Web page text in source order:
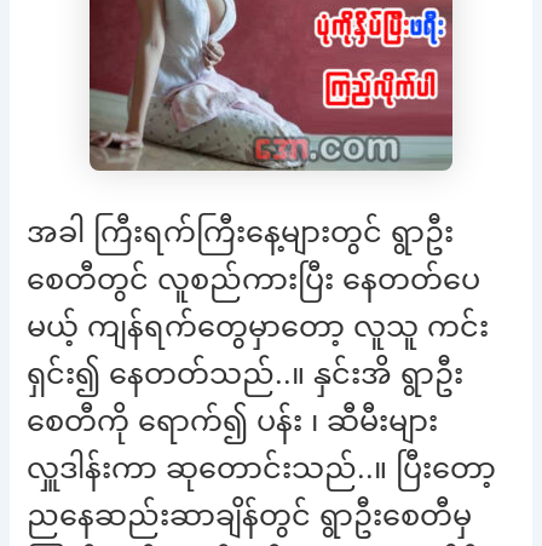
အခါ ကြီးရက်ကြီးနေ့များတွင် ရွာဦး
စေတီတွင် လူစည်ကားပြီး နေတတ်ပေ
မယ့် ကျန်ရက်တွေမှာတော့ လူသူ ကင်း
ရှင်း၍ နေတတ်သည်..။ နှင်းအိ ရွာဦး
စေတီကို ရောက်၍ ပန်း ၊ ဆီမီးများ
လှူဒါန်းကာ ဆုတောင်းသည်..။ ပြီးတော့
ညနေဆည်းဆာချိန်တွင် ရွာဦးစေတီမှ